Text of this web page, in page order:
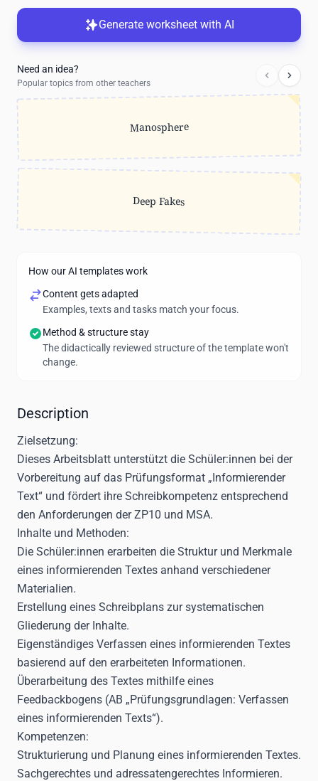
Generate worksheet with AI
Need an idea?
Popular topics from other teachers
Manosphere
Deep Fakes
How our AI templates work
Content gets adapted
Examples, texts and tasks match your focus.
Method & structure stay
The didactically reviewed structure of the template won't
change.
Description
Zielsetzung:
Dieses Arbeitsblatt unterstützt die Schüler:innen bei der
Vorbereitung auf das Prüfungsformat „Informierender
Text“ und fördert ihre Schreibkompetenz entsprechend
den Anforderungen der ZP10 und MSA.
Inhalte und Methoden:
Die Schüler:innen erarbeiten die Struktur und Merkmale
eines informierenden Textes anhand verschiedener
Materialien.
Erstellung eines Schreibplans zur systematischen
Gliederung der Inhalte.
Eigenständiges Verfassen eines informierenden Textes
basierend auf den erarbeiteten Informationen.
Überarbeitung des Textes mithilfe eines
Feedbackbogens (AB „Prüfungsgrundlagen: Verfassen
eines informierenden Texts“).
Kompetenzen:
Strukturierung und Planung eines informierenden Textes.
Sachgerechtes und adressatengerechtes Informieren.